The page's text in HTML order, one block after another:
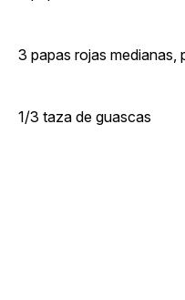
3 papas rojas medianas,
1/3 taza de guascas